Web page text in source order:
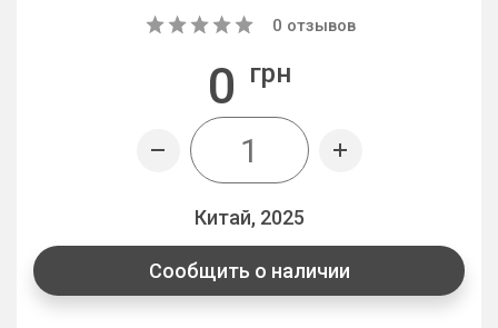
0 отзывов
0 грн
Китай, 2025
Сообщить о наличии